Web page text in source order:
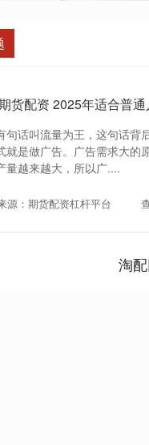
句话叫流量为王，这句话背
就是做广告。广告需求大的
量越来越大，所以广....
源：期货配资杠杆平台
淘